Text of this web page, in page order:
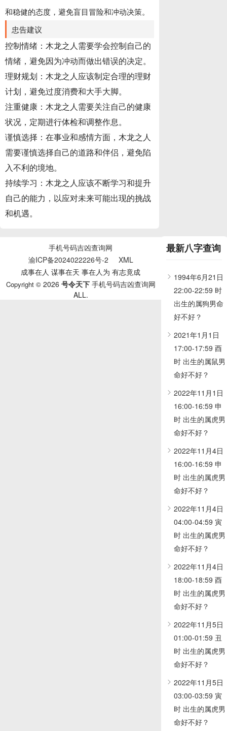
和稳健的态度，避免盲目冒险和冲动决策。
忠告建议
控制情绪：木龙之人需要学会控制自己的
情绪，避免因为冲动而做出错误的决定。
理财规划：木龙之人应该制定合理的理财
计划，避免过度消费和大手大脚。
注重健康：木龙之人需要关注自己的健康
状况，定期进行体检和调整作息。
谨慎选择：在事业和感情方面，木龙之人
需要谨慎选择自己的道路和伴侣，避免陷
入不利的境地。
持续学习：木龙之人应该不断学习和提升
自己的能力，以应对未来可能出现的挑战
和机遇。
最新八字查询
1994年6月21日
22:00-22:59 时
出生的属狗男命
好不好？
2021年1月1日
17:00-17:59 酉
时 出生的属鼠男
命好不好？
2022年11月1日
16:00-16:59 申
时 出生的属虎男
命好不好？
2022年11月4日
16:00-16:59 申
时 出生的属虎男
命好不好？
2022年11月4日
04:00-04:59 寅
时 出生的属虎男
命好不好？
2022年11月4日
18:00-18:59 酉
时 出生的属虎男
命好不好？
2022年11月5日
01:00-01:59 丑
时 出生的属虎男
命好不好？
2022年11月5日
03:00-03:59 寅
时 出生的属虎男
命好不好？
手机号码吉凶查询网
渝ICP备2024022226号-2
XML
成事在人 谋事在天 事在人为 有志竟成
Copyright ©2026 号令天下 手机号码吉凶查询网
ALL.